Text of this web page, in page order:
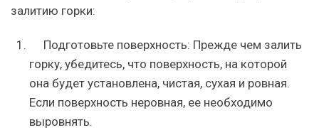
залитию горки:
Подготовьте поверхность: Прежде чем залить
горку, убедитесь, что поверхность, на которой
она будет установлена, чистая, сухая и ровная.
Если поверхность неровная, ее необходимо
выровнять.